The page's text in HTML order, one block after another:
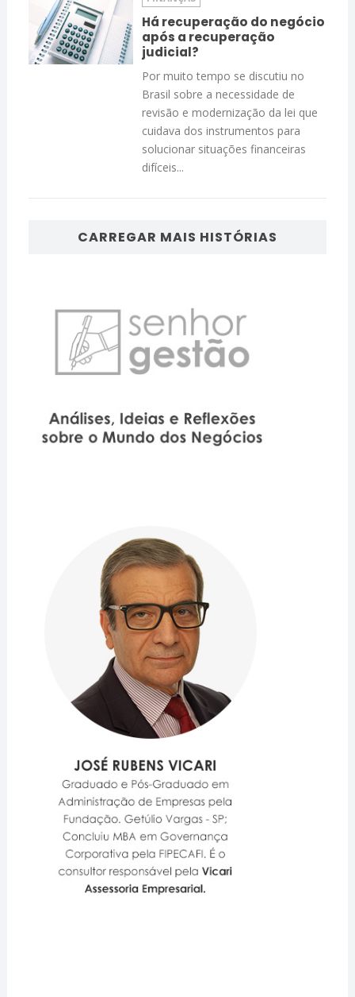
Há recuperação do negócio
após a recuperação
judicial?
Por muito tempo se discutiu no
Brasil sobre a necessidade de
revisão e modernização da lei que
cuidava dos instrumentos para
solucionar situações financeiras
difíceis...
CARREGAR MAIS HISTÓRIAS